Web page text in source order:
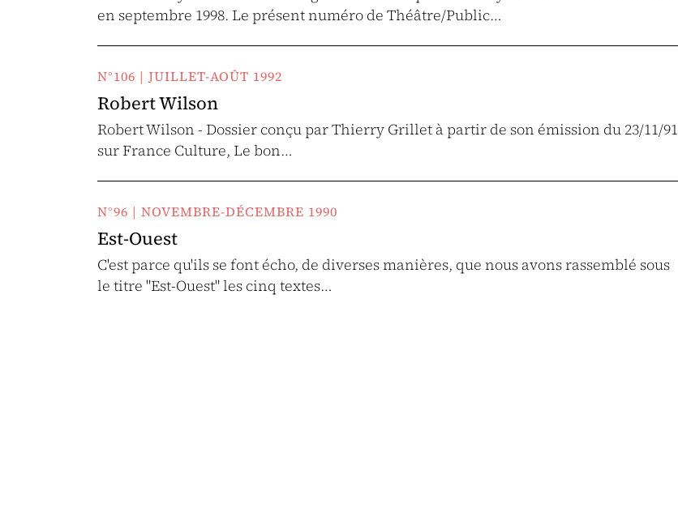
en septembre 1998. Le présent numéro de Théâtre/Public…
N°106 | JUILLET-AOÛT 1992
Robert Wilson
Robert Wilson - Dossier conçu par Thierry Grillet à partir de son émission du 23/11/91
sur France Culture, Le bon…
N°96 | NOVEMBRE-DÉCEMBRE 1990
Est-Ouest
C'est parce qu'ils se font écho, de diverses manières, que nous avons rassemblé sous
le titre "Est-Ouest" les cinq textes…